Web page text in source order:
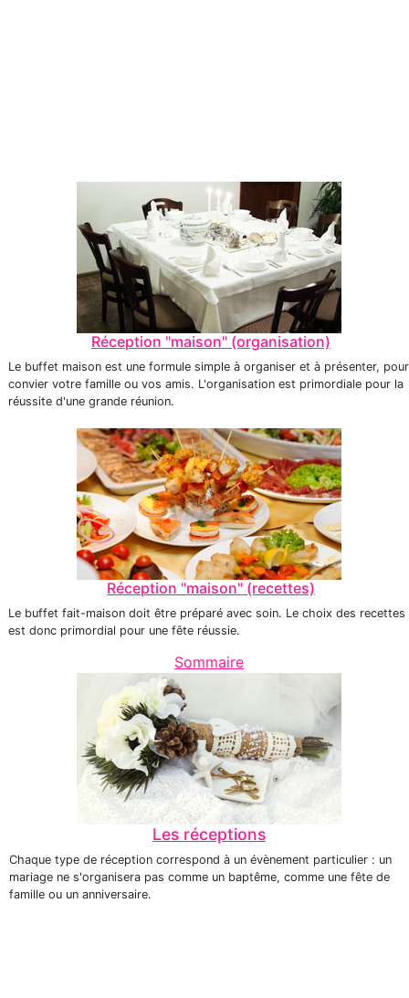
Réception "maison" (organisation)
Le buffet maison est une formule simple à organiser et à présenter, pour
convier votre famille ou vos amis. L'organisation est primordiale pour la
réussite d'une grande réunion.
Réception "maison" (recettes)
Le buffet fait-maison doit être préparé avec soin. Le choix des recettes
est donc primordial pour une fête réussie.
Sommaire
Les réceptions
Chaque type de réception correspond à un évènement particulier : un
mariage ne s'organisera pas comme un baptême, comme une fête de
famille ou un anniversaire.